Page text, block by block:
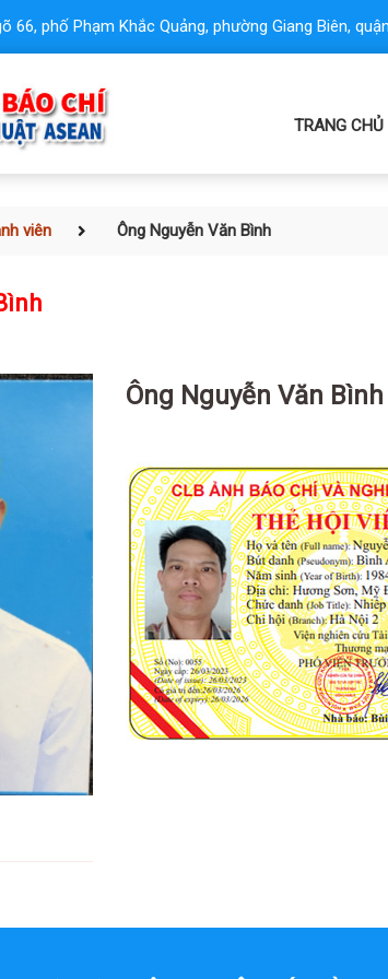
66, phố Phạm Khắc Quảng, phường Giang Biên,
TRANG CHỦ
viên Ông Nguyễn Văn Bình
Ông Nguyễn Văn Bình